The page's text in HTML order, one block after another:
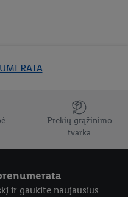
Prekių grąžinimo
tvarka
ir gaukite naujausius